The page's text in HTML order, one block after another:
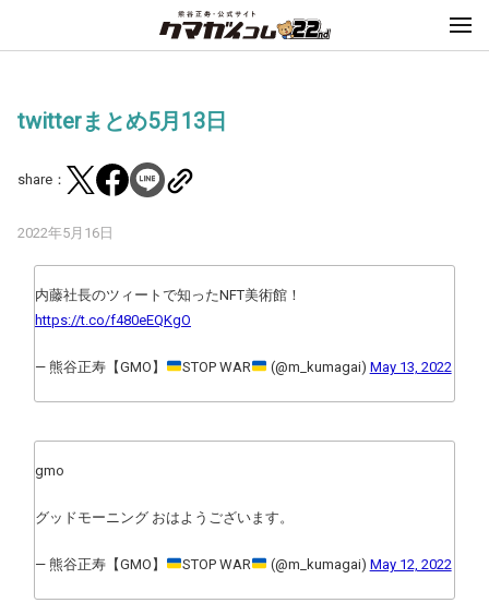
twitterまとめ5月13日
share：
2022年5月16日
内藤社長のツィートで知ったNFT美術館！
https://t.co/f480eEQKgO
— 熊谷正寿【GMO】 STOP WAR (@m_kumagai) May 13, 2022
gmo
グッドモーニング おはようございます。
— 熊谷正寿【GMO】 STOP WAR (@m_kumagai) May 12, 2022